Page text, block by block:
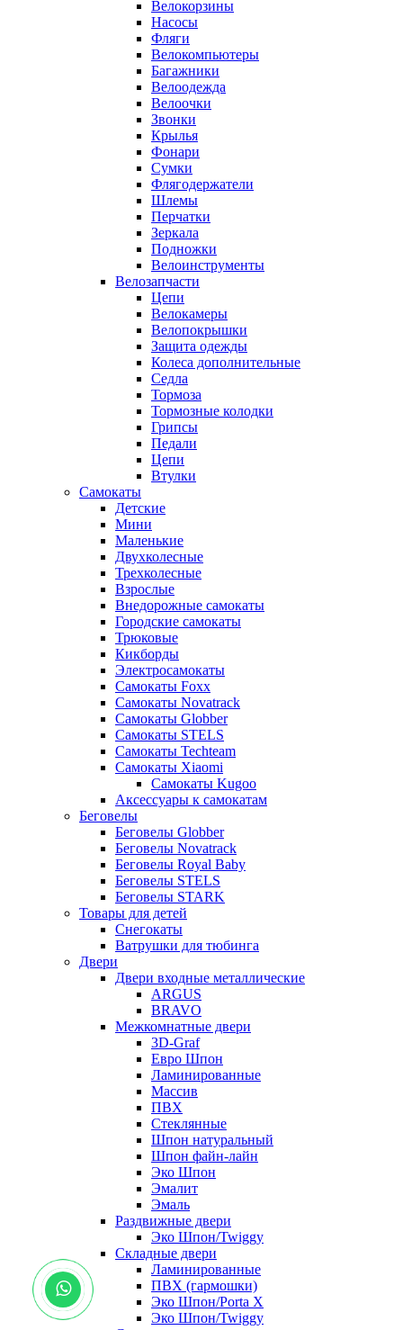
Велокорзины
Насосы
Фляги
Велокомпьютеры
Багажники
Велоодежда
Велоочки
Звонки
Крылья
Фонари
Сумки
Флягодержатели
Шлемы
Перчатки
Зеркала
Подножки
Велоинструменты
Велозапчасти
Цепи
Велокамеры
Велопокрышки
Защита одежды
Колеса дополнительные
Седла
Тормоза
Тормозные колодки
Грипсы
Педали
Цепи
Втулки
Самокаты
Детские
Мини
Маленькие
Двухколесные
Трехколесные
Взрослые
Внедорожные самокаты
Городские самокаты
Трюковые
Кикборды
Электросамокаты
Самокаты Foxx
Самокаты Novatrack
Самокаты Globber
Самокаты STELS
Самокаты Techteam
Самокаты Xiaomi
Самокаты Kugoo
Аксессуары к самокатам
Беговелы
Беговелы Globber
Беговелы Novatrack
Беговелы Royal Baby
Беговелы STELS
Беговелы STARK
Товары для детей
Снегокаты
Ватрушки для тюбинга
Двери
Двери входные металлические
ARGUS
BRAVO
Межкомнатные двери
3D-Graf
Евро Шпон
Ламинированные
Массив
ПВХ
Стеклянные
Шпон натуральный
Шпон файн-лайн
Эко Шпон
Эмалит
Эмаль
Раздвижные двери
Эко Шпон/Twiggy
Складные двери
Ламинированные
ПВХ (гармошки)
Эко Шпон/Porta X
Эко Шпон/Twiggy